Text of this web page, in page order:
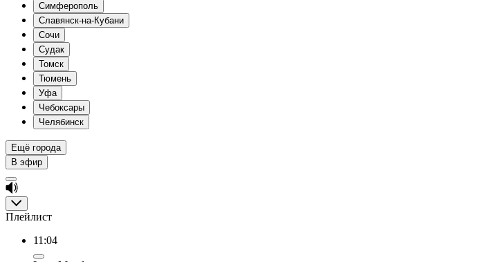
Симферополь
Славянск-на-Кубани
Сочи
Судак
Томск
Тюмень
Уфа
Чебоксары
Челябинск
Ещё города
В эфир
Плейлист
11:04